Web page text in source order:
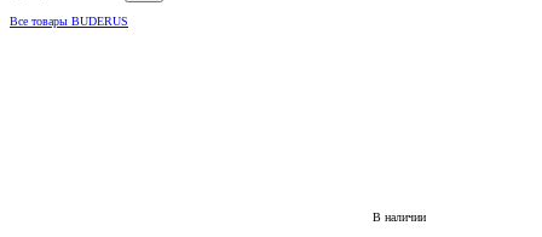
Все товары BUDERUS
В наличии